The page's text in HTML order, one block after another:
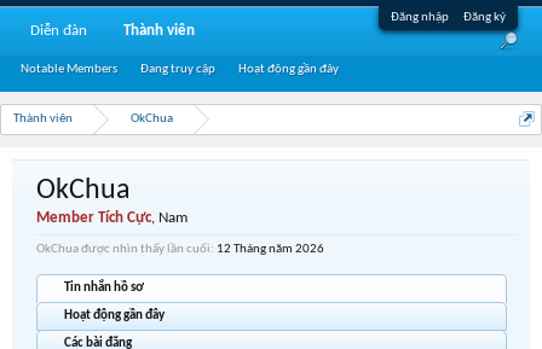
Đăng nhập Đăng ký
Thành viên OkChua
OkChua
Member Tích Cực, Nam
OkChua được nhìn thấy lần cuối: 12 Tháng năm 2026
Tin nhắn hồ sơ
Hoạt động gần đây
Các bài đăng
Diễn đàn Thành viên
Notable Members Đang truy cập Hoạt động gần đây